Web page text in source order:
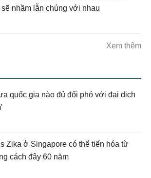
sẽ nhầm lẫn chúng với nhau
Xem thêm
quốc gia nào đủ đối phó với đại dịch
Zika ở Singapore có thể tiến hóa từ
cách đây 60 năm